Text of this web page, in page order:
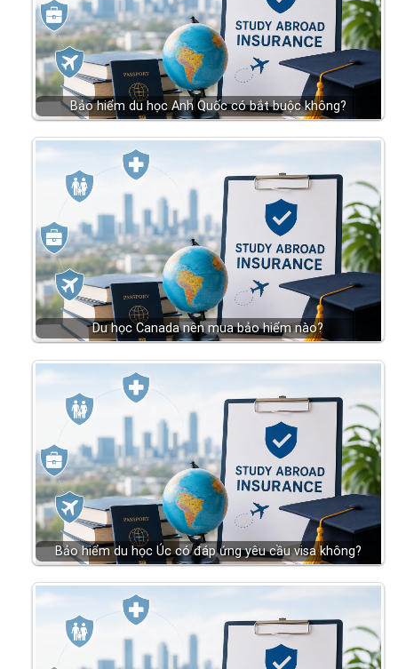
Bảo hiểm du học Anh Quốc có bắt buộc không?
Du học Canada nên mua bảo hiểm nào?
Bảo hiểm du học Úc có đáp ứng yêu cầu visa không?